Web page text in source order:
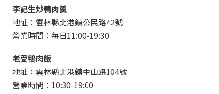
李記生炒鴨肉羹
地址：雲林縣北港鎮公民路42號
營業時間：每日11:00-19:30
老受鴨肉飯
地址：雲林縣北港鎮中山路104號
營業時間：10:30-19:00